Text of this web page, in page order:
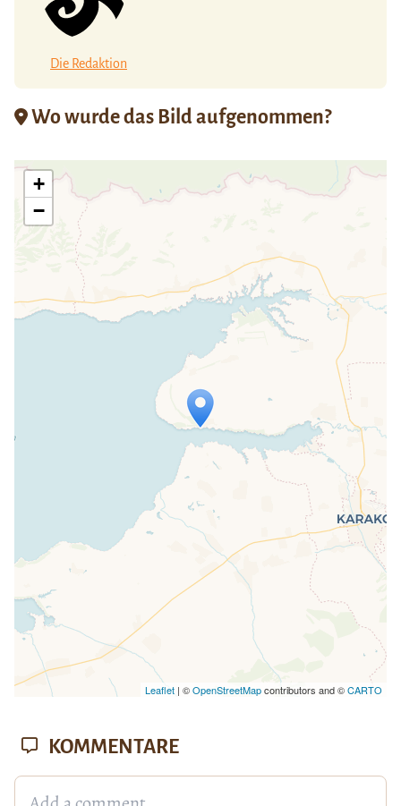
Die Redaktion
Wo wurde das Bild aufgenommen?
Travelers' Map wird geladen …
Wenn du dies siehst, nachdem deine
Seite vollständig geladen wurde,
fehlen leafletJS-Dateien.
+
−
Leaflet| ©OpenStreetMapcontributors and ©CARTO
KOMMENTARE